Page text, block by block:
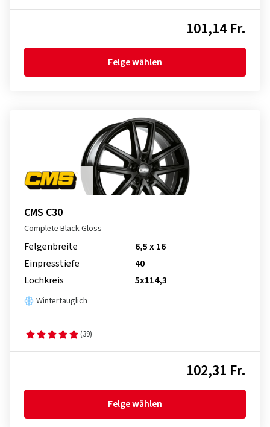
101,14 Fr.
Felge wählen
CMS C30
Complete Black Gloss
Felgenbreite
6,5 x 16
Einpresstiefe
40
Lochkreis
5x114,3
Wintertauglich
(39)
102,31 Fr.
Felge wählen